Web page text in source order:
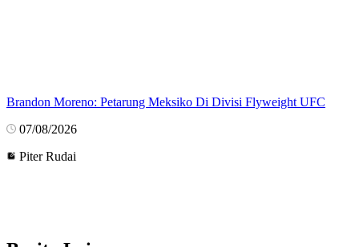
Brandon Moreno: Petarung Meksiko Di Divisi Flyweight UFC
07/08/2026
Piter Rudai